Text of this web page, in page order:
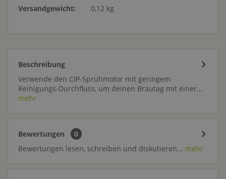
Versandgewicht:
0,12 kg
Beschreibung
Verwende den CIP-Sprühmotor mit geringem
Reinigungs-Durchfluss, um deinen Brautag mit einer...
mehr
Bewertungen
0
Bewertungen lesen, schreiben und diskutieren... mehr